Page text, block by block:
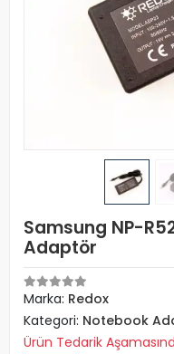
Samsung NP-
Adaptör
Marka: Redox
Kategori: Notebook
Ürün Tedarik